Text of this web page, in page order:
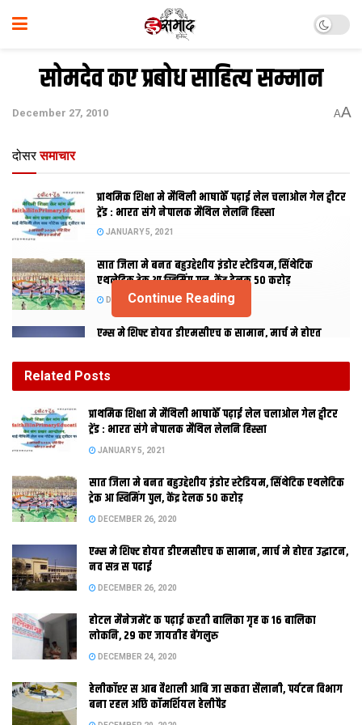
सोमदेव कए प्रबोध साहित्य सम्मान
December 27, 2010 AA
दोसर समाचार
प्राथमिक शि‍क्षा मे मैथि‍ली भाषाकेँ पढ़ाई लेल चलाओल गेल ट्वीटर
ट्रेंड : भारत संगे नेपालक मैथिल लेलनि हिस्सा
JANUARY 5, 2021
सात जिला मे बनत बहुउद्देशीय इंडोर स्‍टेडि‍यम, सिंथेटिक
एथलेटिक ट्रेक आ स्विमिंग पुल, केंद्र देलक 50 करोड़
DECEMBER 26, 2020
एम्स मे शिफ्ट होयत डीएमसीएच क सामान, मार्च मे होएत
लोकनि, 29 कए जायतीह बेंगलुरु
नई दि‍ल्‍ली । मैथि‍ली साहि‍त्‍यकार सोमदेव कए एहि‍ साल
क प्रबोध साहित्य सम्मान देबाक फैसला कैल गेल अछि‍। मैथिली क प्रमुख
सिंह क स्मृति मे स्वस्ति फाउंडेशन क दिस स देल जाइवाला एहि पुरस्कार क
तहत लेखक कए एक लाख टका नकद आ प्रतीक चिह्न प्रदान कैल जाइज
Continue Reading
Related Posts
प्राथमिक शि‍क्षा मे मैथि‍ली भाषाकेँ पढ़ाई लेल चलाओल गेल ट्वीटर
ट्रेंड : भारत संगे नेपालक मैथिल लेलनि हिस्सा
JANUARY 5, 2021
सात जिला मे बनत बहुउद्देशीय इंडोर स्‍टेडि‍यम, सिंथेटिक एथलेटिक
ट्रेक आ स्विमिंग पुल, केंद्र देलक 50 करोड़
DECEMBER 26, 2020
एम्स मे शिफ्ट होयत डीएमसीएच क सामान, मार्च मे होएत उद्घाटन,
नव सत्र स पढाई
DECEMBER 26, 2020
होटल मैनेजमेंट क पढ़ाई करती बालिका गृह क 16 बालिका
लोकनि, 29 कए जायतीह बेंगलुरु
DECEMBER 24, 2020
हेलीकॉप्टर स आब वैशाली आबि जा सकता सैलानी, पर्यटन विभाग
बना रहल अछि कॉमर्शियल हेलीपैड